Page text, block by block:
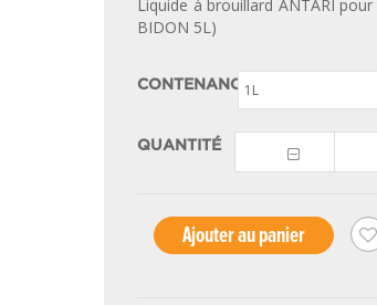
Liquide à brouillard ANTARI
BIDON 5L)
CONTENANCE1L
QUANTITÉ
Ajouter au panier